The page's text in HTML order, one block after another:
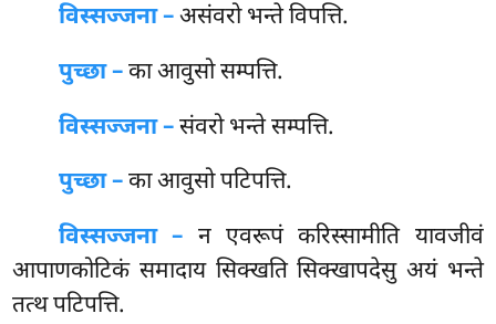
विस्सज्जना –असंवरो भन्ते विपत्ति.
पुच्छा –काआवुसो सम्पत्ति.
विस्सज्जना –संवरो भन्ते सम्पत्ति.
पुच्छा –का आवुसो पटिपत्ति.
विस्सज्जना – न एवरूपं करिस्सामीति यावजीवं
आपाणकोटिकं समादाय सिक्खति सिक्खापदेसु अयं भन्ते
तत्थ पटिपत्ति.